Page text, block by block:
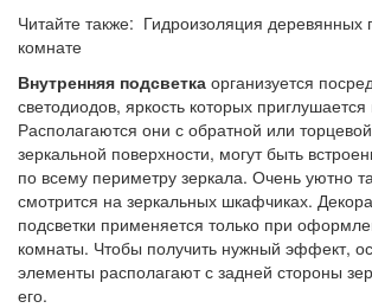
Читайте также: Гидроизоляция деревянных
комнате
Внутренняя подсветка организуется
светодиодов, яркость которых
Располагаются они с обратной или
зеркальной поверхности, могут быть
по всему периметру зеркала. Очень уютно
смотрится на зеркальных шкафчиках.
подсветки применяется только при
комнаты. Чтобы получить нужный эффект,
элементы располагают с задней стороны
его.